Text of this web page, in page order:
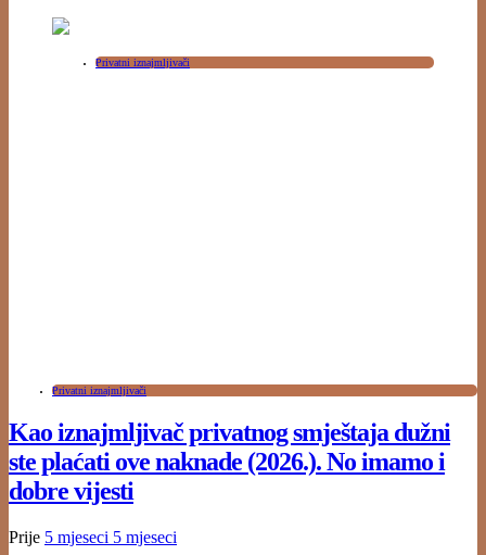
Privatni iznajmljivači
Privatni iznajmljivači
Kao iznajmljivač privatnog smještaja dužni
ste plaćati ove naknade (2026.). No imamo i
dobre vijesti
Prije 5 mjeseci 5 mjeseci